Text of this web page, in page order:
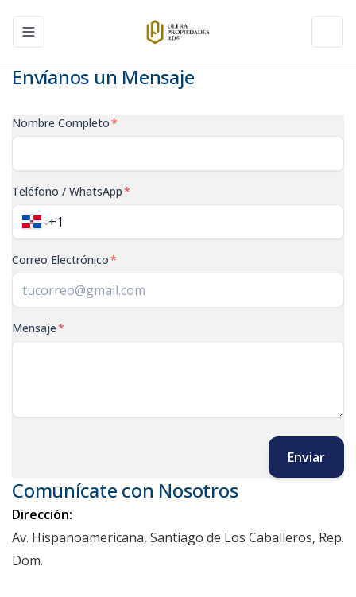
Toggle navigation menu
Envíanos un Mensaje
Nombre Completo*
Teléfono / WhatsApp*
Correo Electrónico*
Mensaje*
Enviar
Comunícate con Nosotros
Dirección:
Av. Hispanoamericana, Santiago de Los Caballeros, Rep.
Dom.